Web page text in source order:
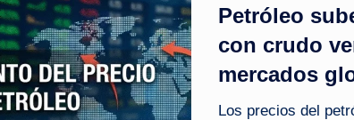
e
|
N
Petróleo
con crudo
mercados
Los precios del